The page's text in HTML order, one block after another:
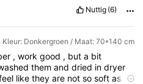
Nuttig (6)
Kleur: Donkergroen / Maat: 70*140 cm
, work good , but a bit
themanddried indryer
liketheyare notsosoftas